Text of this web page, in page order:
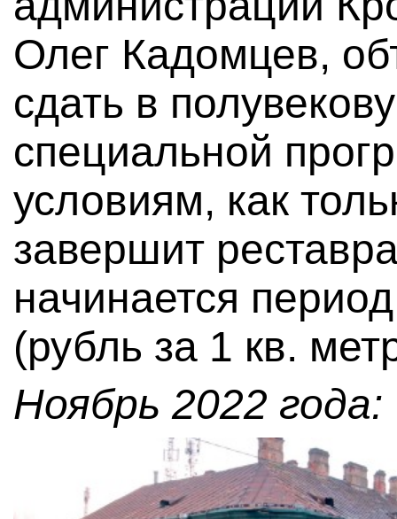
Олег Кадомцев,
сдать в
специальной
условиям, как
завершит
начинается
(рубль за 1 кв.
Ноябрь 2022 года: